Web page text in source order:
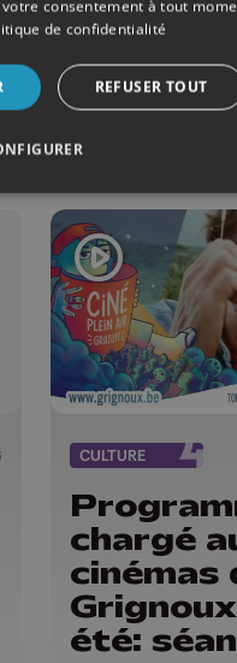
Cut!
CULTURE
chargé
cinémas
été:
consentement à tout
de confidentialité
REFUSER TOUT